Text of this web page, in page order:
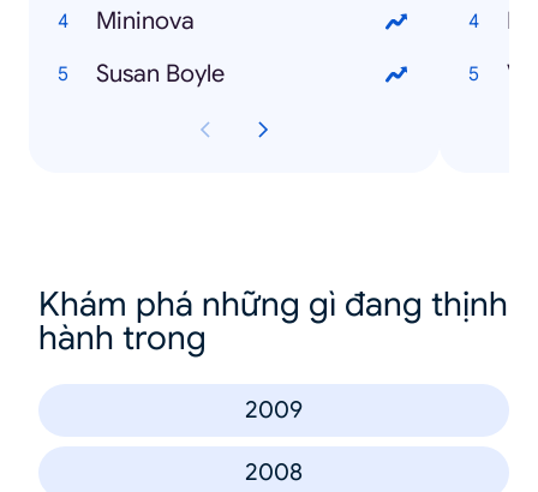
Mininova
Susan Boyle
Khám phá những gì đang thịnh
hành trong
2009
2008